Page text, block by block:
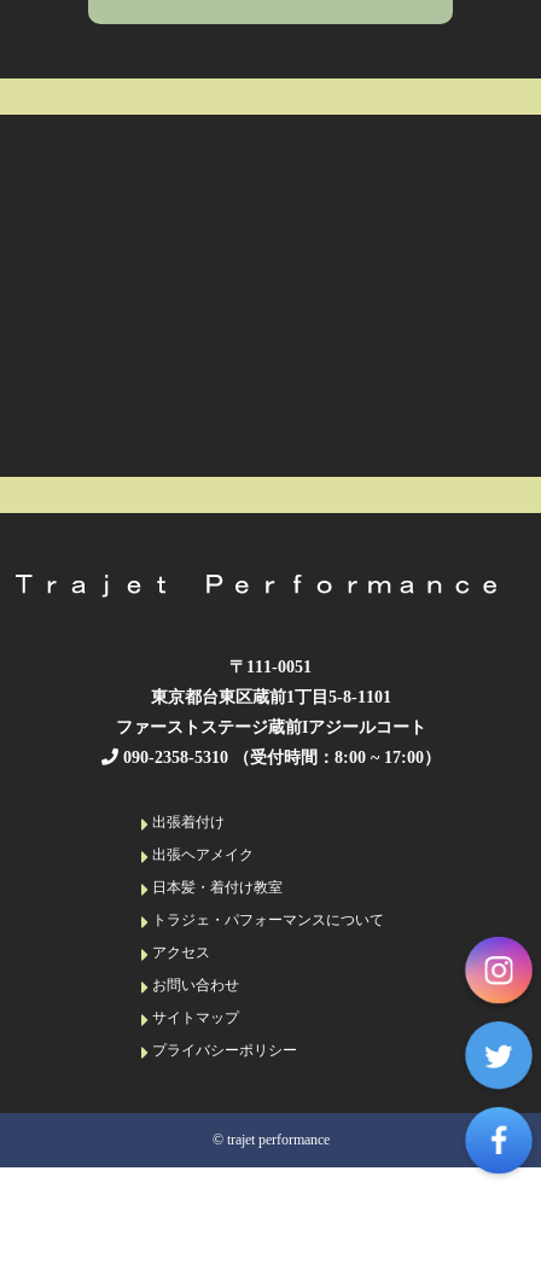
〒111-0051
東京都台東区蔵前1丁目5-8-1101
ファーストステージ蔵前Iアジールコート
090-2358-5310 （受付時間：8:00 ~ 17:00）
出張着付け
出張ヘアメイク
日本髪・着付け教室
トラジェ・パフォーマンスについて
アクセス
お問い合わせ
サイトマップ
プライバシーポリシー
© trajet performance